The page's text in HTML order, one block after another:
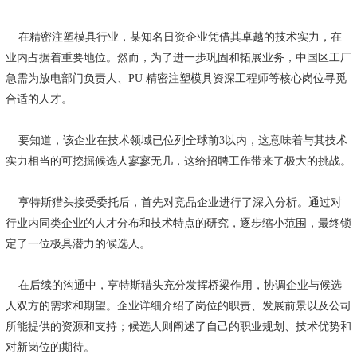
在精密注塑模具行业，某知名日资企业凭借其卓越的技术实力，在
业内占据着重要地位。然而，为了进一步巩固和拓展业务，中国区工厂
急需为放电部门负责人、PU 精密注塑模具资深工程师等核心岗位寻觅
合适的人才。
要知道，该企业在技术领域已位列全球前3以内，这意味着与其技术
实力相当的可挖掘候选人寥寥无几，这给招聘工作带来了极大的挑战。
亨特斯猎头接受委托后，首先对竞品企业进行了深入分析。通过对
行业内同类企业的人才分布和技术特点的研究，逐步缩小范围，最终锁
定了一位极具潜力的候选人。
在后续的沟通中，亨特斯猎头充分发挥桥梁作用，协调企业与候选
人双方的需求和期望。企业详细介绍了岗位的职责、发展前景以及公司
所能提供的资源和支持；候选人则阐述了自己的职业规划、技术优势和
对新岗位的期待。